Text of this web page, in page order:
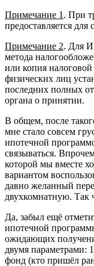
Примечание 1 . При
предоставляется для
Примечание 2. Для
метода
или копия
физических лиц
последних полных
органа о принятии.
В общем, после
мне стало совсем
ипотечной
связываться.
которой мы вместе
вариантом
давно желанный
двухкомнатную. Так
Да, забыл ещё
ипотечной
ожидающих
двумя параметрами:
фонд (кто пришёл